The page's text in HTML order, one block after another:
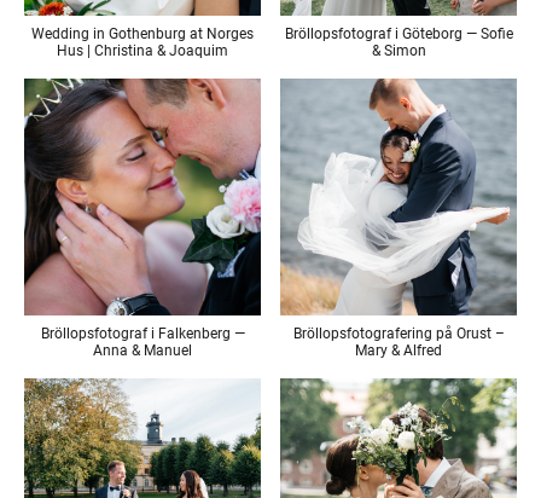
Wedding in Gothenburg at Norges
Hus | Christina & Joaquim
Bröllopsfotograf i Göteborg — Sofie
& Simon
Bröllopsfotograf i Falkenberg —
Anna & Manuel
Bröllopsfotografering på Orust –
Mary & Alfred